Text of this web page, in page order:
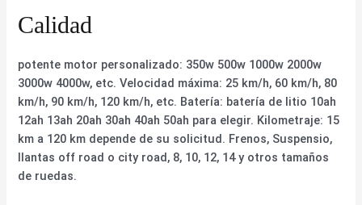
Calidad
potente motor personalizado: 350w 500w 1000w 2000w
3000w 4000w, etc. Velocidad máxima: 25 km/h, 60 km/h, 80
km/h, 90 km/h, 120 km/h, etc. Batería: batería de litio 10ah
12ah 13ah 20ah 30ah 40ah 50ah para elegir. Kilometraje: 15
km a 120 km depende de su solicitud. Frenos, Suspensio,
llantas off road o city road, 8, 10, 12, 14 y otros tamaños
de ruedas.